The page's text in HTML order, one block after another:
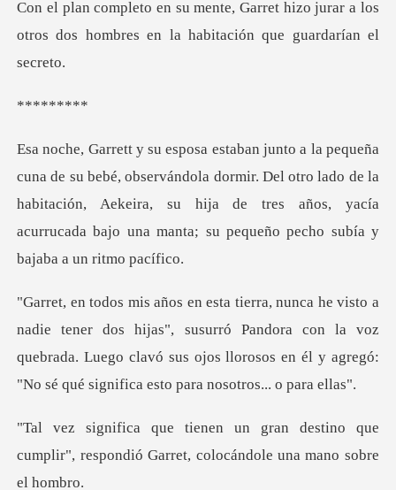
hizo jurar a los
otros dos hombres en l
***
ándola dormir. Del otro lado de la
habitación, Aekeira, su hija de tres años, yac
hijas", susurró Pandora con la voz
quebrada. Luego clavó sus ojos llorosos
destino que
cumplir", respondió Garret